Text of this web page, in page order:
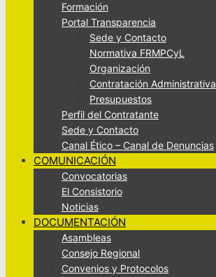
Formación
Portal Transparencia
Sede y Contacto
Normativa FRMPCyL
Organización
Contratación Administrativa
Presupuestos
Perfil del Contratante
Sede y Contacto
Canal Ético – Canal de Denuncias
COMUNICACIÓN
Convocatorias
El Consistorio
Noticias
DOCUMENTACIÓN
Asambleas
Consejo Regional
Convenios y Protocolos